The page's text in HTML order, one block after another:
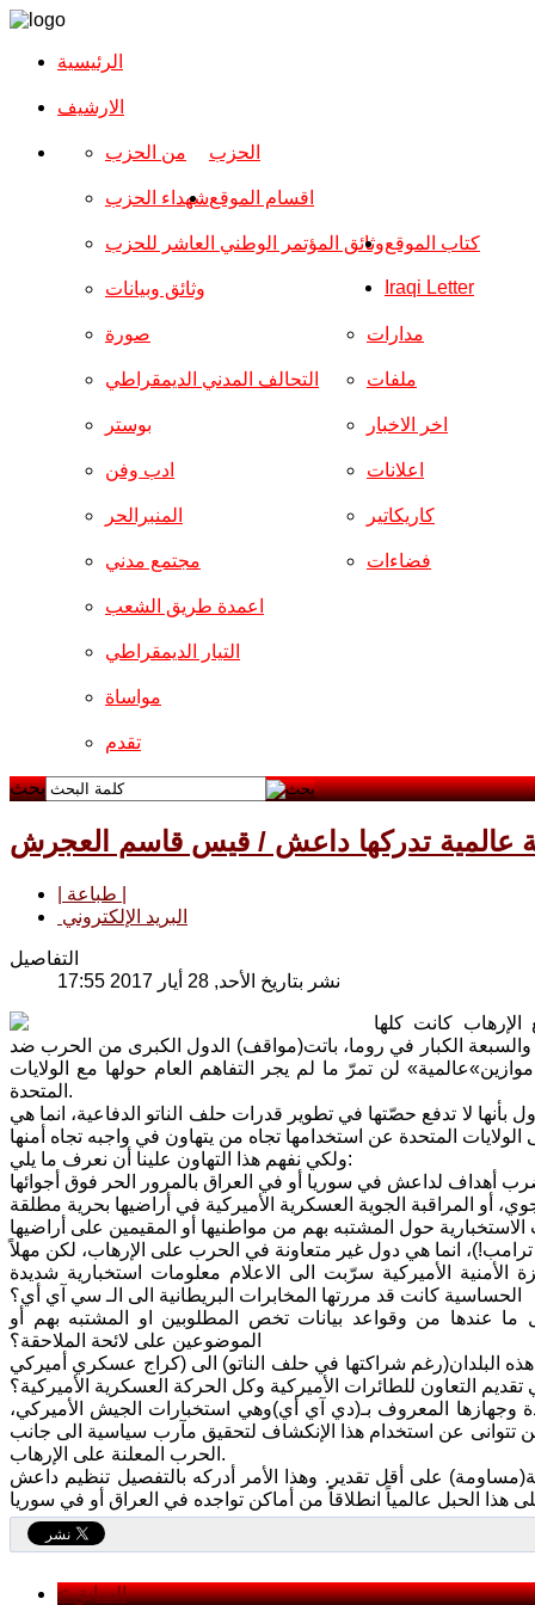
الرئيسية
الارشیف
الحزب من الحزب
شهداء الحزب
وثائق المؤتمر الوطني العاشر للحزب
وثائق وبيانات
اقسام الموقع
صورة
التحالف المدني الديمقراطي
بوستر
ادب وفن
المنبرالحر
مجتمع مدني
مدارات
ملفات
اخر الاخبار
اعلانات
كاريكاتير
فضاءات
اعمدة طريق الشعب
التيار الديمقراطي
مواساة
تقدم
كتاب الموقع
Iraqi Letter
بحث
عالمية تدركها داعش / قيس قاسم العجرش
البريد الإلكتروني
التفاصيل
نشر بتاريخ الأحد, 28 أيار 2017 17:55
كانت كلها
الكبار في روما، باتت(مواقف) الدول الكبرى من الحرب ضد
لن تمرّ ما لم يجر التفاهم العام حولها مع الولايات
المتحدة.
بأنها لا تدفع حصّتها في تطوير قدرات حلف الناتو الدفاعية، انما هي
ولكي نفهم هذا التهاون علينا أن نعرف ما يلي:
الأميركية سرّبت الى الاعلام معلومات استخبارية شديدة
الحساسية كانت قد مررتها المخابرات البريطانية الى الـ سي آي أي؟
ما عندها من وقواعد بيانات تخص المطلوبين او المشتبه بهم أو
الموضوعين على لائحة الملاحقة؟
هذه البلدان(رغم شراكتها في حلف الناتو) الى (كراج عسكري أميركي
التعاون للطائرات الأميركية وكل الحركة العسكرية الأميركية؟
وجهازها المعروف بـ(دي آي أي)وهي استخبارات الجيش الأميركي،
تتوانى عن استخدام هذا الإنكشاف لتحقيق مآرب سياسية الى جانب
الحرب المعلنة على الإرهاب.
على أقل تقدير. وهذا الأمر أدركه بالتفصيل تنظيم داعش
< السابق